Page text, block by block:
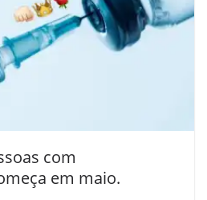
com
em maio.